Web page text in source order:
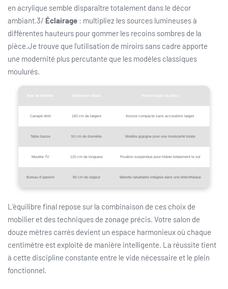
en acrylique semble disparaître totalement dans le décor
ambiant.3/ Éclairage : multipliez les sources lumineuses à
différentes hauteurs pour gommer les recoins sombres de la
pièce.Je trouve que l’utilisation de miroirs sans cadre apporte
une modernité plus percutante que les modèles classiques
moulurés.
Type de mobilier Dimension idéale Fonction gain de place
Canapé droit 160 cm de largeur Assise compacte sans accoudoirs larges
Table basse 50 cm de diamètre Modèle gigogne pour une modularité totale
Meuble TV 120 cm de longueur Fixation suspendue pour libérer totalement le sol
Bureau d’appoint 80 cm de largeur Tablette rabattable intégrée dans une bibliothèque
L’équilibre final repose sur la combinaison de ces choix de
mobilier et des techniques de zonage précis. Votre salon de
douze mètres carrés devient un espace harmonieux où chaque
centimètre est exploité de manière intelligente. La réussite tient
à cette discipline constante entre le vide nécessaire et le plein
fonctionnel.